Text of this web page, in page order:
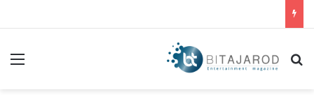
بحث عن